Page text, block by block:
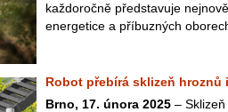
každoročně představuje
energetice a příbuzných
Robot přebírá sklizeň hroznů
Brno, 17. února 2025 –